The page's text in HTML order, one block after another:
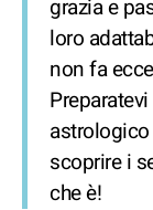
grazia e
loro
non fa
scoprire i
che è!